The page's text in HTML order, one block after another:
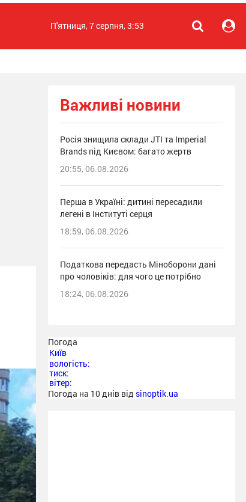
П'ятниця, 7 серпня, 3:53
Важливі новини
Росія знищила склади JTI та Imperial
Brands під Києвом: багато жертв
20:55, 06.08.2026
Перша в Україні: дитині пересадили
легені в Інституті серця
18:59, 06.08.2026
Податкова передасть Міноборони дані
про чоловіків: для чого це потрібно
18:24, 06.08.2026
Погода
Київ
вологість:
тиск:
вітер:
Погода на 10 днів від sinoptik.ua